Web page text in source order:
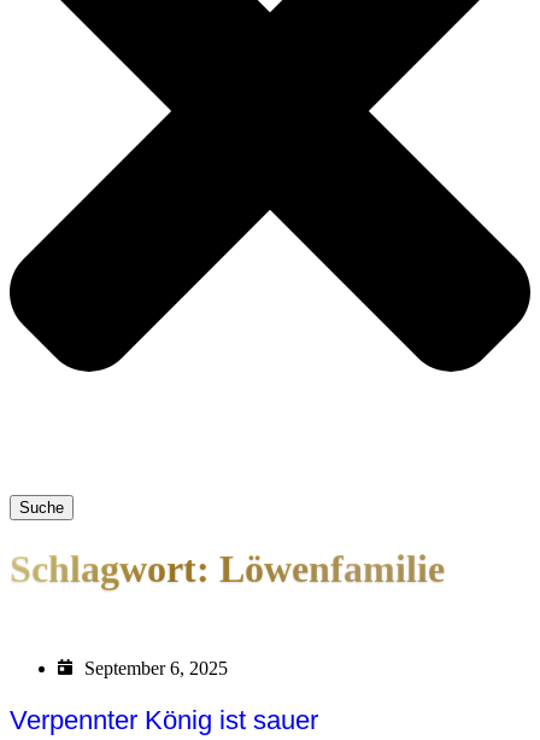
Suche
Schlagwort: Löwenfamilie
September 6, 2025
Verpennter König ist sauer